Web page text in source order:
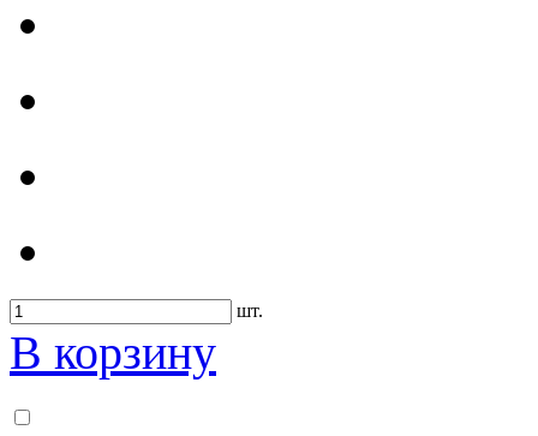
шт.
В корзину